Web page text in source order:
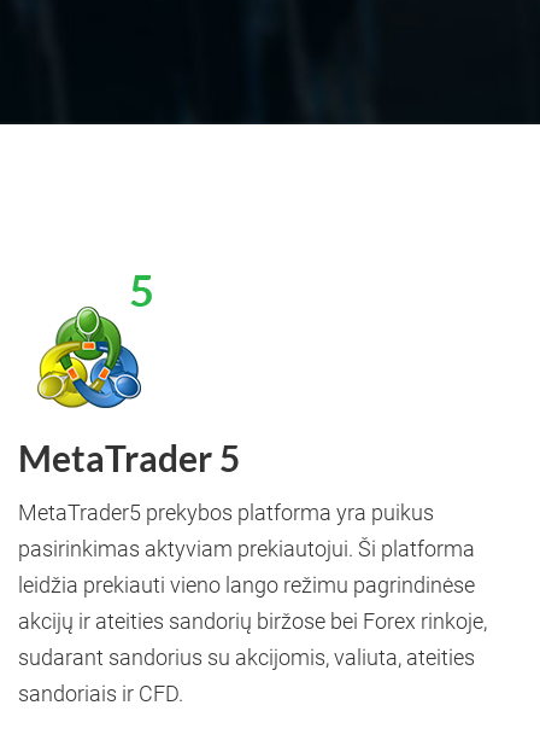
MetaTrader 5
MetaTrader5 prekybos platforma yra puikus
pasirinkimas aktyviam prekiautojui. Ši platforma
leidžia prekiauti vieno lango režimu pagrindinėse
akcijų ir ateities sandorių biržose bei Forex rinkoje,
sudarant sandorius su akcijomis, valiuta, ateities
sandoriais ir CFD.